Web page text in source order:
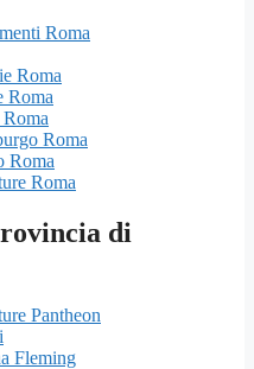
Roma
Roma
Roma
Roma
Roma
Roma
di
Pantheon
Fleming